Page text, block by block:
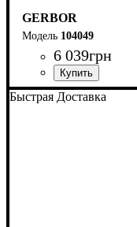
GERBOR
104049
6 039грн
Быстрая Доставка